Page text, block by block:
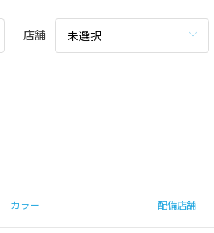
店舗 未選択
カラー 配備店舗